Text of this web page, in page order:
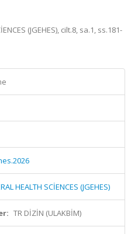
(JGEHES), cilt.8, sa.1, ss.181-
HEALTH SCİENCES (JGEHES)
TR DİZİN (ULAKBİM)